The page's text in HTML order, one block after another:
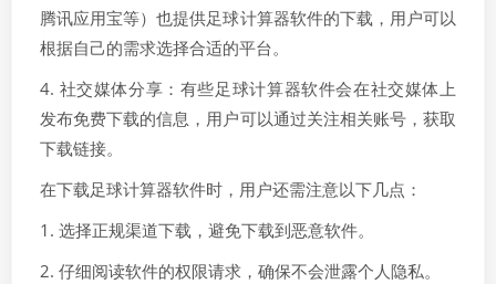
腾讯应用宝等）也提供足球计算器软件的下载，用户可以
根据自己的需求选择合适的平台。
4. 社交媒体分享：有些足球计算器软件会在社交媒体上
发布免费下载的信息，用户可以通过关注相关账号，获取
下载链接。
在下载足球计算器软件时，用户还需注意以下几点：
1. 选择正规渠道下载，避免下载到恶意软件。
2. 仔细阅读软件的权限请求，确保不会泄露个人隐私。